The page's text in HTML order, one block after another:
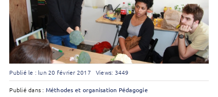
Publié le : lun 20 février 2017 Views: 3449
Publié dans : Méthodes et organisation Pédagogie